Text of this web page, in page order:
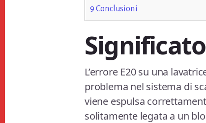
9 Conclusioni
L’errore E20 su una
problema nel sistema di
viene espulsa
solitamente legata a un